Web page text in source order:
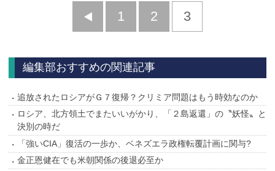
前
1 2 3
編集部おすすめの関連記事
追放されたロシアがＧ７復帰？クリミア問題はもう時効なのか
ロシア、北方領土でまたいいがかり、「２島返還」の〝妖怪〟と
決別の時だ
「強いCIA」復活の一歩か、ベネズエラ政権転覆計画に関与?
金正恩健在でも米朝関係の後退必至か